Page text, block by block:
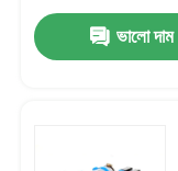
ভালো দাম